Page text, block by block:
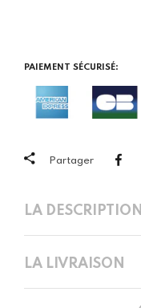
PAIEMENT SÉCURISÉ:
Partager
LA DESCRIPTION
LA LIVRAISON